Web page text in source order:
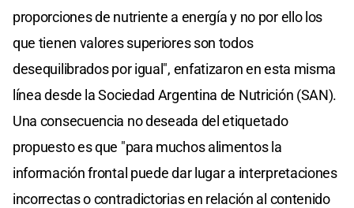
proporciones de nutriente a energía y no por ello los
que tienen valores superiores son todos
desequilibrados por igual", enfatizaron en esta misma
línea desde la Sociedad Argentina de Nutrición (SAN).
Una consecuencia no deseada del etiquetado
propuesto es que "para muchos alimentos la
información frontal puede dar lugar a interpretaciones
incorrectas o contradictorias en relación al contenido